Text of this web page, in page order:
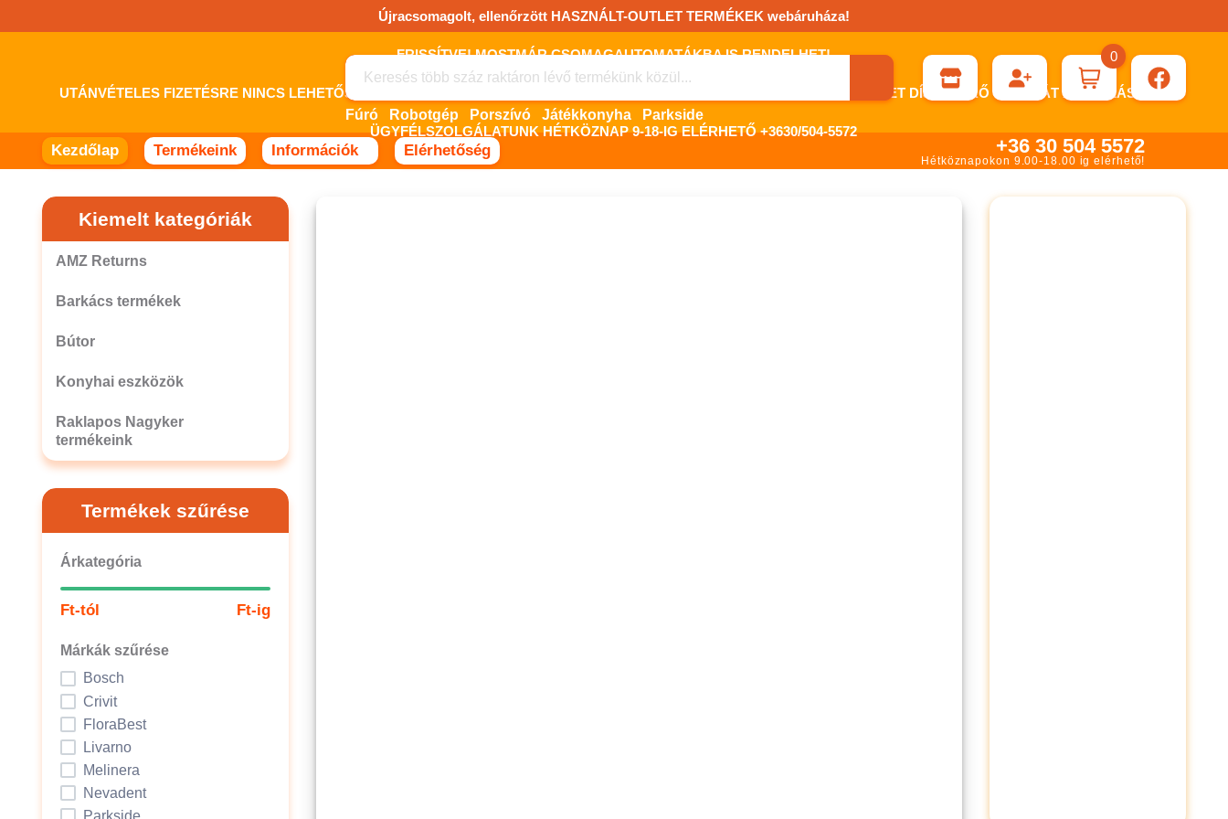
a
Újracsomagolt, ellenőrzött HASZNÁLT-OUTLET TERMÉKEK webáruháza!
FRISSÍTVE! MOSTMÁR CSOMAGAUTOMATÁKBA IS RENDELHET!
UTÁNVÉTELES FIZETÉSRE NINCS LEHETŐSÉG! FIZETNI ONLINE BANKKÁRTYÁVAL LEHETSÉGES, SZÜKSÉG ESETÉN KÉRHET DÍJBEKÉRŐ SZÁMLÁT ÁTUTALÁSHOZ.
ÜGYFÉLSZOLGÁLATUNK HÉTKÖZNAP 9-18-IG ELÉRHETŐ +3630/504-5572
Fúró Robotgép Porszívó Játékkonyha Parkside
0
Kezdőlap Termékeink Információk Elérhetőség +36 30 504 5572
Hétköznapokon 9.00-18.00 ig elérhető!
Kiemelt kategóriák
AMZ Returns
Barkács termékek
Bútor
Konyhai eszközök
Raklapos Nagyker
termékeink
Termékek szűrése
Árkategória
Ft-tól Ft-ig
Márkák szűrése
Bosch
Crivit
FloraBest
Livarno
Melinera
Nevadent